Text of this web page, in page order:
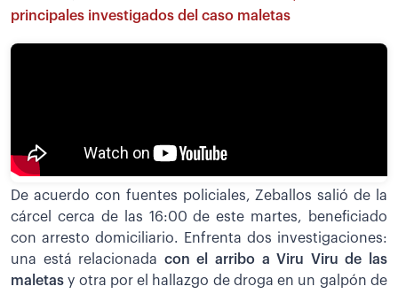
principales investigados del caso maletas
De acuerdo con fuentes policiales, Zeballos salió de la
cárcel cerca de las 16:00 de este martes, beneficiado
con arresto domiciliario. Enfrenta dos investigaciones:
una está relacionada con el arribo a Viru Viru de las
maletas y otra por el hallazgo de droga en un galpón de